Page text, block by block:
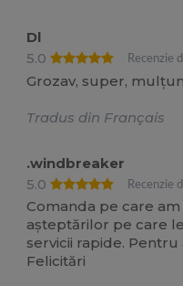
Dl
5.0
Recenzie
Grozav, super,
Tradus din Français
.windbreaker
5.0
Recenzie
Comanda pe care
așteptărilor pe care
servicii rapide.
Felicitări